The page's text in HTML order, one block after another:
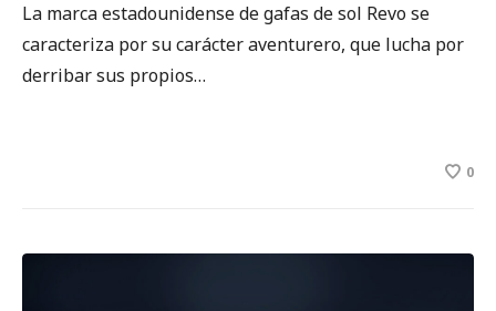
La marca estadounidense de gafas de sol Revo se
caracteriza por su carácter aventurero, que lucha por
derribar sus propios…
0